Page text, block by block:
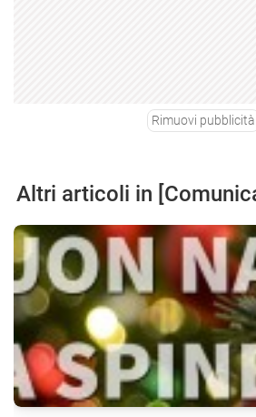
Rimuovi pubblicità
Altri articoli in